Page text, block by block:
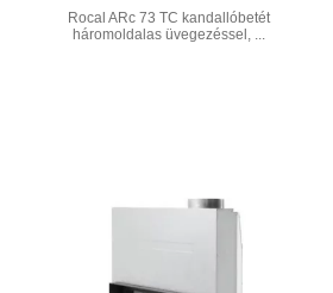
Rocal ARc 73 TC kandallóbetét
háromoldalas üvegezéssel, ...